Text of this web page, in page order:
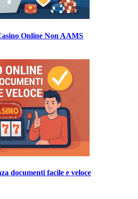
Online Non AAMS
documenti facile e veloce